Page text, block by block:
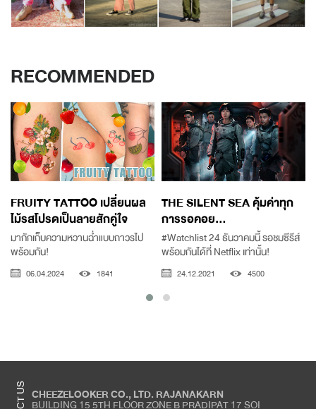
RECOMMENDED
FRUITY TATTOO เปลี่ยนผล
ไม้รสโปรดเป็นลายสักคู่ใจ
มากักเก็บความหวานฉ่ำแบบถาวรไป
พร้อมกัน!
06.04.2024 1841
THE SILENT SEA คุ้มค่าทุก
การรอคอย...
#Watchlist 24 ธันวาคมนี้ รอชมซีรีส์
พร้อมกันได้ที่ Netflix เท่านั้น!
24.12.2021 4500
CHEEZELOOKER CO., LTD. RAJANAKARN
BUILDING 15 5TH FLOOR ZONE B PRADIPAT 17 SOI